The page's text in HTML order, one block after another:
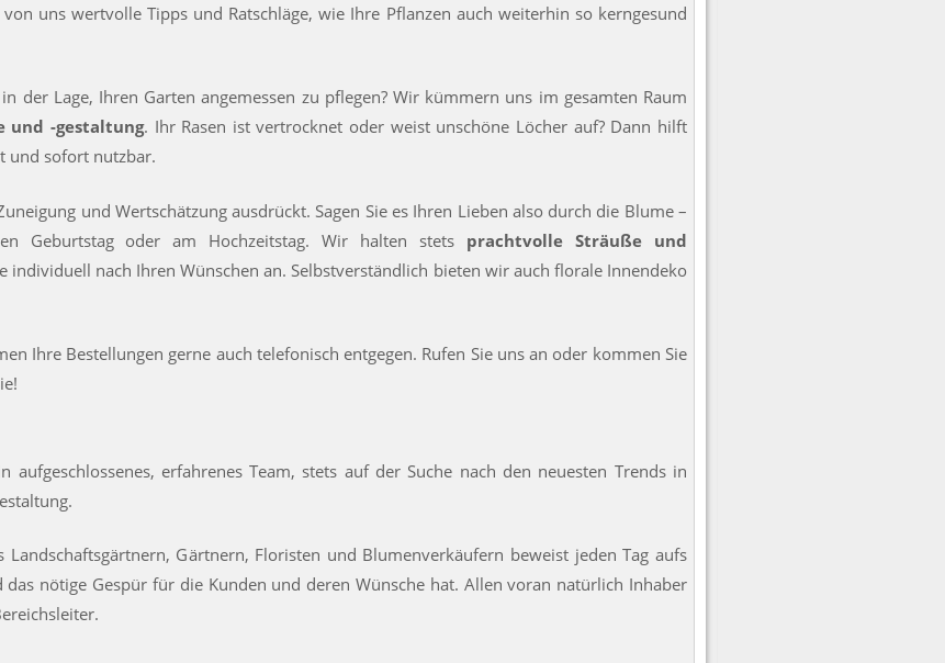
uns wertvolle Tipps und Ratschläge, wie Ihre Pflanzen auch weiterhin so kerngesund
der Lage, Ihren Garten angemessen zu pflegen? Wir kümmern uns im gesamten Raum
und -gestaltung. Ihr Rasen ist vertrocknet oder weist unschöne Löcher auf? Dann hilft
und sofort nutzbar.
und Wertschätzung ausdrückt. Sagen Sie es Ihren Lieben also durch die Blume –
Geburtstag oder am Hochzeitstag. Wir halten stets prachtvolle Sträuße und
individuell nach Ihren Wünschen an. Selbstverständlich bieten wir auch florale Innendeko
Ihre Bestellungen gerne auch telefonisch entgegen. Rufen Sie uns an oder kommen Sie
erfahrenes Team, stets auf der Suche nach den neuesten Trends in
Gärtnern, Floristen und Blumenverkäufern beweist jeden Tag aufs
das nötige Gespür für die Kunden und deren Wünsche hat. Allen voran natürlich Inhaber